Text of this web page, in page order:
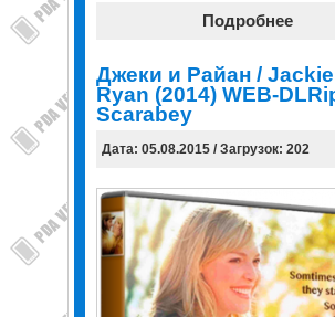
Подробнее
Джеки и Райан /
Ryan (2014) WEB-
Scarabey
Дата: 05.08.2015 / Загрузок: 202